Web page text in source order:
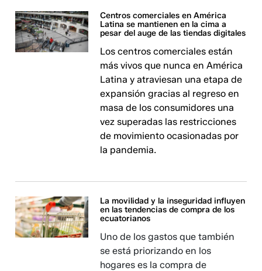
Centros comerciales en América
Latina se mantienen en la cima a
pesar del auge de las tiendas digitales
Los centros comerciales están
más vivos que nunca en América
Latina y atraviesan una etapa de
expansión gracias al regreso en
masa de los consumidores una
vez superadas las restricciones
de movimiento ocasionadas por
la pandemia.
La movilidad y la inseguridad influyen
en las tendencias de compra de los
ecuatorianos
Uno de los gastos que también
se está priorizando en los
hogares es la compra de